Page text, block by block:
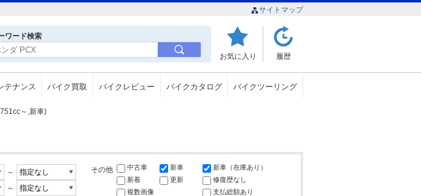
サイトマップ
ワード検索
お気に入り 履歴
テナンス バイク買取 バイクレビュー バイクカタログ バイクツーリング
～,新車)
～
～
その他 中古車 新車
新車（在庫あり）
新着
更新
修復歴なし
複数画像
支払総額あり